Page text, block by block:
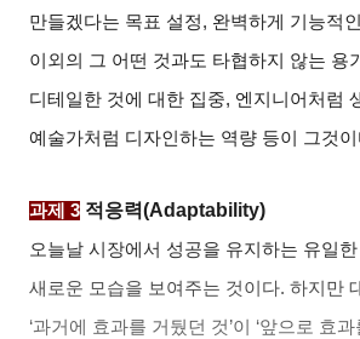
만들겠다는 목표 설정, 완벽하게 기능적
이외의 그 어떤 것과도 타협하지 않는 용기
디테일한 것에 대한 집중, 엔지니어처럼
예술가처럼 디자인하는 역량 등이 그것
과제3 적응력(Adaptability)
오늘날 시장에서 성공을 유지하는 유일
새로운 모습을 보여주는 것이다.하지만
‘과거에 효과를 거뒀던 것’이 ‘앞으로 효